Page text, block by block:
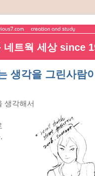
네트웍 세상 since
생각을 그린사람
생각해서